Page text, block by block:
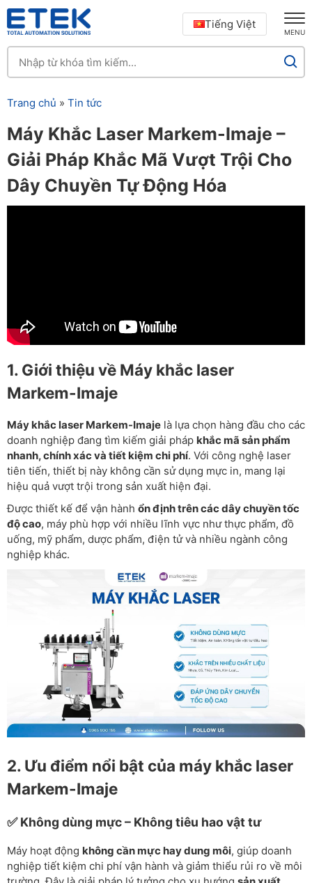
Tiếng Việt
MENU
Trang chủ » Tin tức
Máy Khắc Laser Markem-Imaje –
Giải Pháp Khắc Mã Vượt Trội Cho
Dây Chuyền Tự Động Hóa
1. Giới thiệu về Máy khắc laser
Markem-Imaje
Máy khắc laser Markem-Imaje là lựa chọn hàng đầu cho các
doanh nghiệp đang tìm kiếm giải pháp khắc mã sản phẩm
nhanh, chính xác và tiết kiệm chi phí. Với công nghệ laser
tiên tiến, thiết bị này không cần sử dụng mực in, mang lại
hiệu quả vượt trội trong sản xuất hiện đại.
Được thiết kế để vận hành ổn định trên các dây chuyền tốc
độ cao, máy phù hợp với nhiều lĩnh vực như thực phẩm, đồ
uống, mỹ phẩm, dược phẩm, điện tử và nhiều ngành công
nghiệp khác.
2. Ưu điểm nổi bật của máy khắc laser
Markem-Imaje
✅ Không dùng mực – Không tiêu hao vật tư
Máy hoạt động không cần mực hay dung môi, giúp doanh
nghiệp tiết kiệm chi phí vận hành và giảm thiểu rủi ro về môi